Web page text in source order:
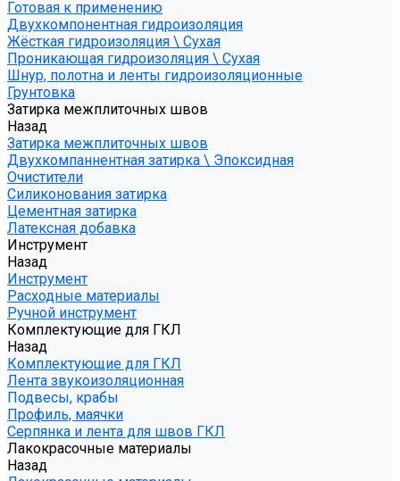
Готовая к применению
Двухкомпонентная гидроизоляция
Жёсткая гидроизоляция \ Сухая
Проникающая гидроизоляция \ Сухая
Шнур, полотна и ленты гидроизоляционные
Грунтовка
Затирка межплиточных швов
Назад
Затирка межплиточных швов
Двухкомпаннентная затирка \ Эпоксидная
Очистители
Силиконования затирка
Цементная затирка
Латексная добавка
Инструмент
Назад
Инструмент
Расходные материалы
Ручной инструмент
Комплектующие для ГКЛ
Назад
Комплектующие для ГКЛ
Лента звукоизоляционная
Подвесы, крабы
Профиль, маячки
Серпянка и лента для швов ГКЛ
Лакокрасочные материалы
Назад